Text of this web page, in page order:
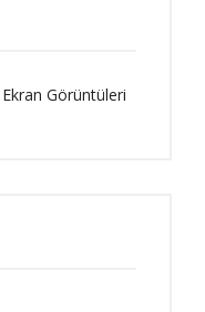
Görüntüleri